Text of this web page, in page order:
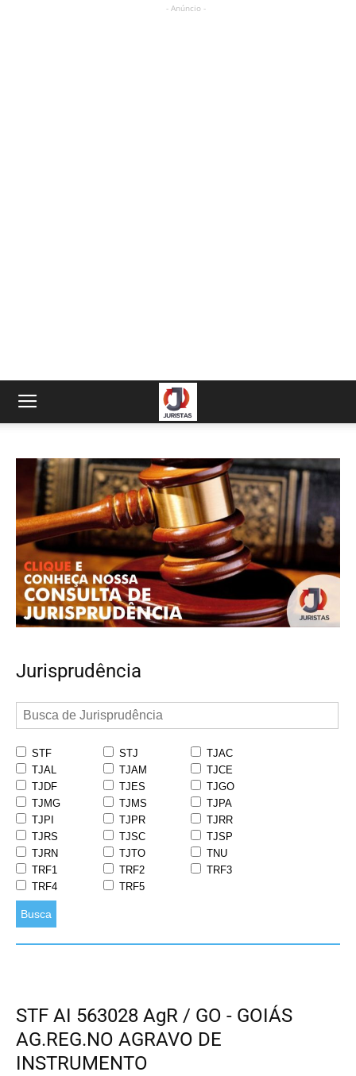
- Anúncio -
Jurisprudência
STF STJ
TJAC
TJAL
TJAM
TJCE
TJDF
TJES
TJGO
TJMG
TJMS
TJPA
TJPI
TJPR
TJRR
TJRS
TJSC
TJSP
TJRN
TJTO
TNU
TRF1
TRF2
TRF3
TRF4
TRF5
Busca
STF AI 563028 AgR / GO - GOIÁS
AG.REG.NO AGRAVO DE
INSTRUMENTO